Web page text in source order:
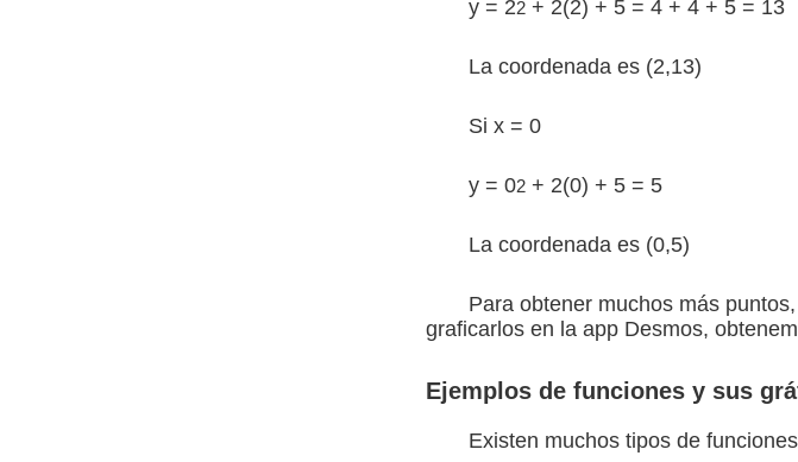
y = 22+ 2(2) + 5 = 4 + 4 + 5 = 13
La coordenada es (2,13)
Si x = 0
y = 02+ 2(0) + 5 = 5
La coordenada es (0,5)
Para obtener muchos más
graficarlos en la app Desmos,
Ejemplos de funciones y sus
Existen muchos tipos de